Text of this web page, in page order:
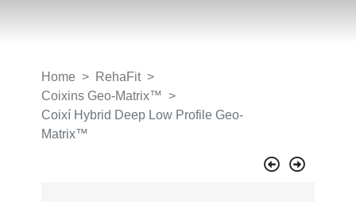
Home
RehaFit
Coixins Geo-Matrix™
Coixí Hybrid Deep Low Profile Geo-
Matrix™